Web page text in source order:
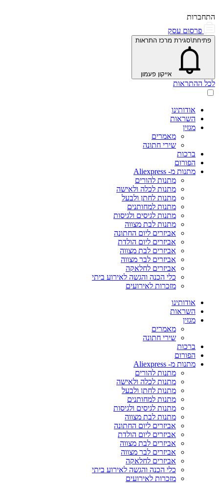
התחברות
פרסום עסק
פתיחת\סגירת מרכז התראות
אייקון פעמון
לכל ההתראות
אודותינו
השראות
מגזין
מאמרים
שירי חתונה
ברכות
הפורום
מתנות מ- Aliexpress
מתנות להורים
מתנות לכלה ולאישה
מתנות לחתן ולבעל
מתנות למחותנים
מתנות לגיסים ולגיסות
מתנות לבת מצווה
אביזרים ליום החתונה
אביזרים ליום הולדת
אביזרים לבת מצווה
אביזרים לבר מצווה
אביזרים לחלאקה
כלי הכנה והגשה לאירוע ביתי
מזכרות לאירועים
אודותינו
השראות
מגזין
מאמרים
שירי חתונה
ברכות
הפורום
מתנות מ- Aliexpress
מתנות להורים
מתנות לכלה ולאישה
מתנות לחתן ולבעל
מתנות למחותנים
מתנות לגיסים ולגיסות
מתנות לבת מצווה
אביזרים ליום החתונה
אביזרים ליום הולדת
אביזרים לבת מצווה
אביזרים לבר מצווה
אביזרים לחלאקה
כלי הכנה והגשה לאירוע ביתי
מזכרות לאירועים